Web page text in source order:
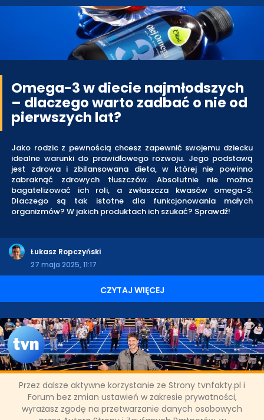
Przez dalsze aktywne korzystanie ze Strony tvnfakty.pl i
Forum bez zmian ustawień w zakresie prywatności,
wyrażasz zgodę na przetwarzanie danych osobowych
Omega-3 w diecie najmłodszych
– dlaczego warto zadbać o nie od
pierwszych lat?
Jako rodzic z pewnością chcesz zapewnić swojemu dziecku
idealne warunki do prawidłowego rozwoju. Jego podstawą
jest zdrowa i zbilansowana dieta, w której nie powinno
zabraknąć zdrowych tłuszczów. Absolutnie nie można
bagatelizować ich roli, a zwłaszcza kwasów omega-3.
Dlaczego są tak istotne dla funkcjonowania małych
organizmów? W jakich produktach ich szukać? Sprawdź!
Łukasz Ropczyński
27 maja 2025, 11:17
CZYTAJ WIĘCEJ
"The Floor" z rekordowym
wynikiem!